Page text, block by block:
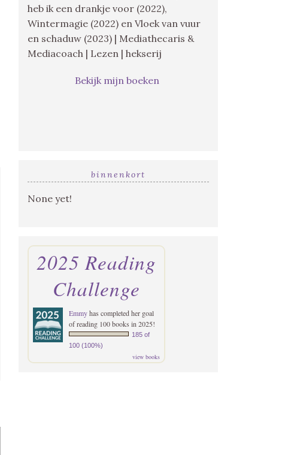
heb ik een drankje voor (2022),
Wintermagie (2022) en Vloek van vuur
en schaduw (2023) | Mediathecaris &
Mediacoach | Lezen | hekserij
Bekijk mijn boeken
binnenkort
None yet!
2025 Reading
Challenge
Emmyhas completed her goal
of reading 100 books in 2025!
185 of
100 (100%)
view books